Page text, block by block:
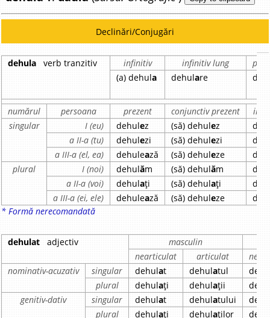
Declinări/Conjugări
dehula verb tranzitiv infinitiv infinitiv lung
(a) dehula dehulare
numărul persoana prezent conjunctiv prezent
singular
I (eu) dehulez (să) dehulez
a II-a (tu)
dehulezi (să) dehulezi
a III-a (el, ea)
dehulează (să) dehuleze
plural
I (noi) dehulăm (să) dehulăm
a II-a (voi)
dehulați (să) dehulați
a III-a (ei, ele)
dehulează (să) dehuleze
* Formă nerecomandată
dehulat adjectiv
masculin
nearticulat
articulat
nominativ-acuzativ
singular dehulat dehulatul
plural
dehulați dehulații
genitiv-dativ
singular dehulat dehulatului
plural
dehulați dehulaților